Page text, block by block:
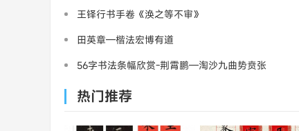
王铎行书手卷《涣之等不审》
田英章—楷法宏博有道
56字书法条幅欣赏-荆霄鹏—淘沙九曲势贲张
热门推荐